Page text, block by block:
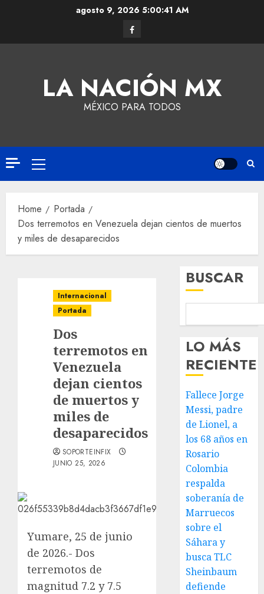
agosto 9, 2026 5:00:42 AM
LA NACIÓN MX
MÉXICO PARA TODOS
Home
Portada
Dos terremotos en Venezuela dejan cientos de muertos
y miles de desaparecidos
Internacional
Portada
Dos
terremotos en
Venezuela
dejan cientos
de muertos y
miles de
desaparecidos
SOPORTEINFIX
JUNIO 25, 2026
Yumare, 25 de junio
de 2026.- Dos
terremotos de
magnitud 7.2 y 7.5
BUSCAR
LO MÁS
RECIENTE
Fallece Jorge
Messi, padre
de Lionel, a
los 68 años en
Rosario
Colombia
respalda
soberanía de
Marruecos
sobre el
Sáhara y
busca TLC
Sheinbaum
defiende